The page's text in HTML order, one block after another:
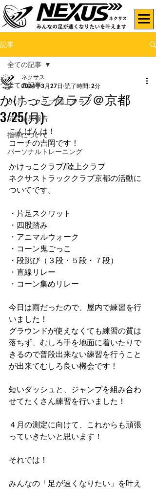
記事
全ての記事
かけっこクラブ/陸上クラブ
試合結果報告
指導について
パーソナルトレーニング
全ての記事
かけっこクラブ＠京都
3/25(月)
ネクサス
2024年3月27日 読了時間: 2分
こんばんは！
コーチの吉岡です！
かけっこクラブ/陸上クラブ
ネクサストラッククラブ京都の活動に
ついてです。
・片足スクワット
・四股踏み
・アニマルウォーク
・コーン鬼ごっこ
・段跳び（３段・５段・７段）
・直線リレー
・コーン集めリレー
今日は雨だったので、屋内で練習を行
いました！
グラウンドが使えなくても練習の質は
落ちず、むしろ手を地面に着いたりで
きるので普段出来ない練習を行うこと
が出来てむしろ良い機会です！
短いダッシュと、ジャンプを組み合わ
せてたくさん練習を行いました！
４月の測定に向けて、これからも頑張
っていきたいと思います！
それでは！
みんなの「足が速くなりたい」を叶え